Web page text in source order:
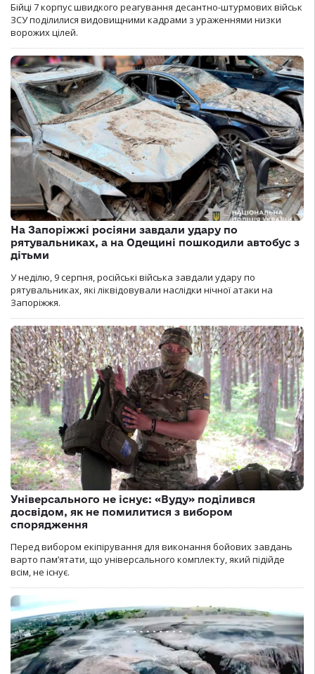
Бійці 7 корпус швидкого реагування десантно-штурмових військ
ЗСУ поділилися видовищними кадрами з ураженнями низки
ворожих цілей.
На Запоріжжі росіяни завдали удару по
рятувальниках, а на Одещині пошкодили автобус з
дітьми
У неділю, 9 серпня, російські війська завдали удару по
рятувальниках, які ліквідовували наслідки нічної атаки на
Запоріжжя.
Універсального не існує: «Вуду» поділився
досвідом, як не помилитися з вибором
спорядження
Перед вибором екіпірування для виконання бойових завдань
варто пам’ятати, що універсального комплекту, який підійде
всім, не існує.